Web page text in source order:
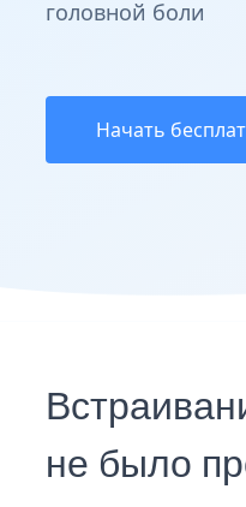
головной боли
Начать
не было